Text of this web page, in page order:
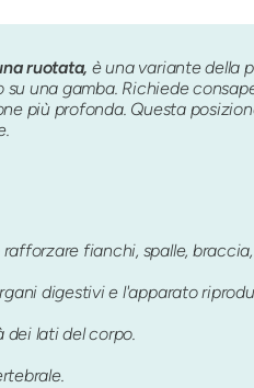
ruotata, è una variante della
una gamba. Richiede
più profonda. Questa
fianchi, spalle,
digestivi e l'apparato
dei lati del corpo.